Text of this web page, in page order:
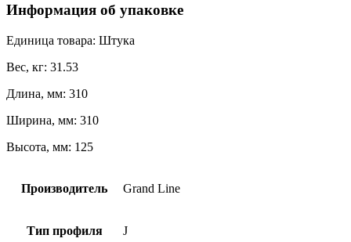
Информация об упаковке
Единица товара: Штука
Вес, кг: 31.53
Длина, мм: 310
Ширина, мм: 310
Высота, мм: 125
Производитель Grand Line
Тип профиля J